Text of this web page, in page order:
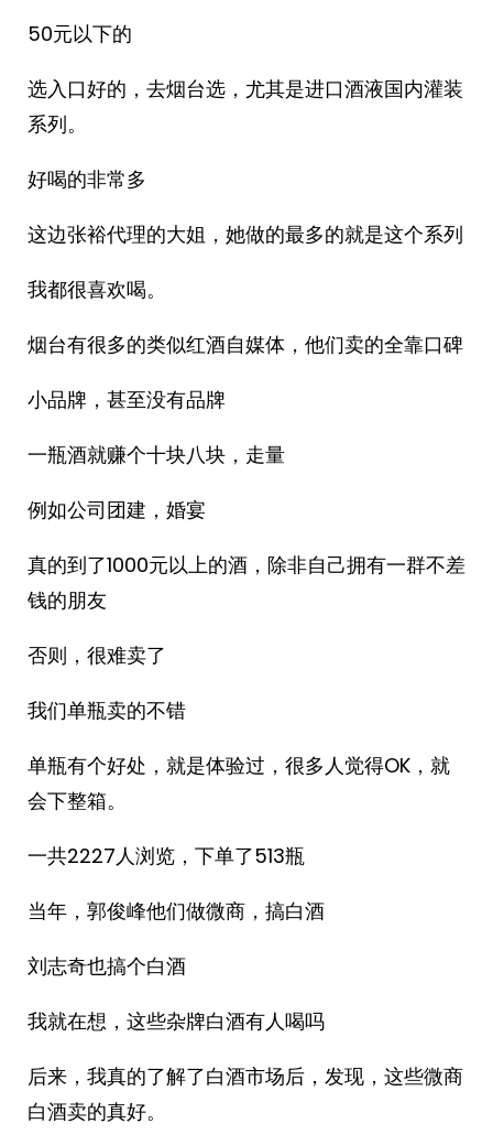
50元以下的
选入口好的，去烟台选，尤其是进口酒液国内灌装
系列。
好喝的非常多
这边张裕代理的大姐，她做的最多的就是这个系列
我都很喜欢喝。
烟台有很多的类似红酒自媒体，他们卖的全靠口碑
小品牌，甚至没有品牌
一瓶酒就赚个十块八块，走量
例如公司团建，婚宴
真的到了1000元以上的酒，除非自己拥有一群不差
钱的朋友
否则，很难卖了
我们单瓶卖的不错
单瓶有个好处，就是体验过，很多人觉得OK，就
会下整箱。
一共2227人浏览，下单了513瓶
当年，郭俊峰他们做微商，搞白酒
刘志奇也搞个白酒
我就在想，这些杂牌白酒有人喝吗
后来，我真的了解了白酒市场后，发现，这些微商
白酒卖的真好。